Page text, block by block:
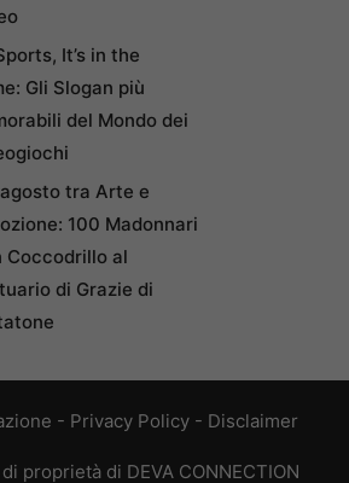
It’s in the
Gli Slogan più
del Mondo dei
tra Arte e
100 Madonnari
Coccodrillo al
di Grazie di
- Privacy Policy - Disclaimer
proprietà di DEVA CONNECTION